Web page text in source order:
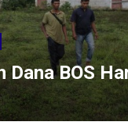
Dana BOS